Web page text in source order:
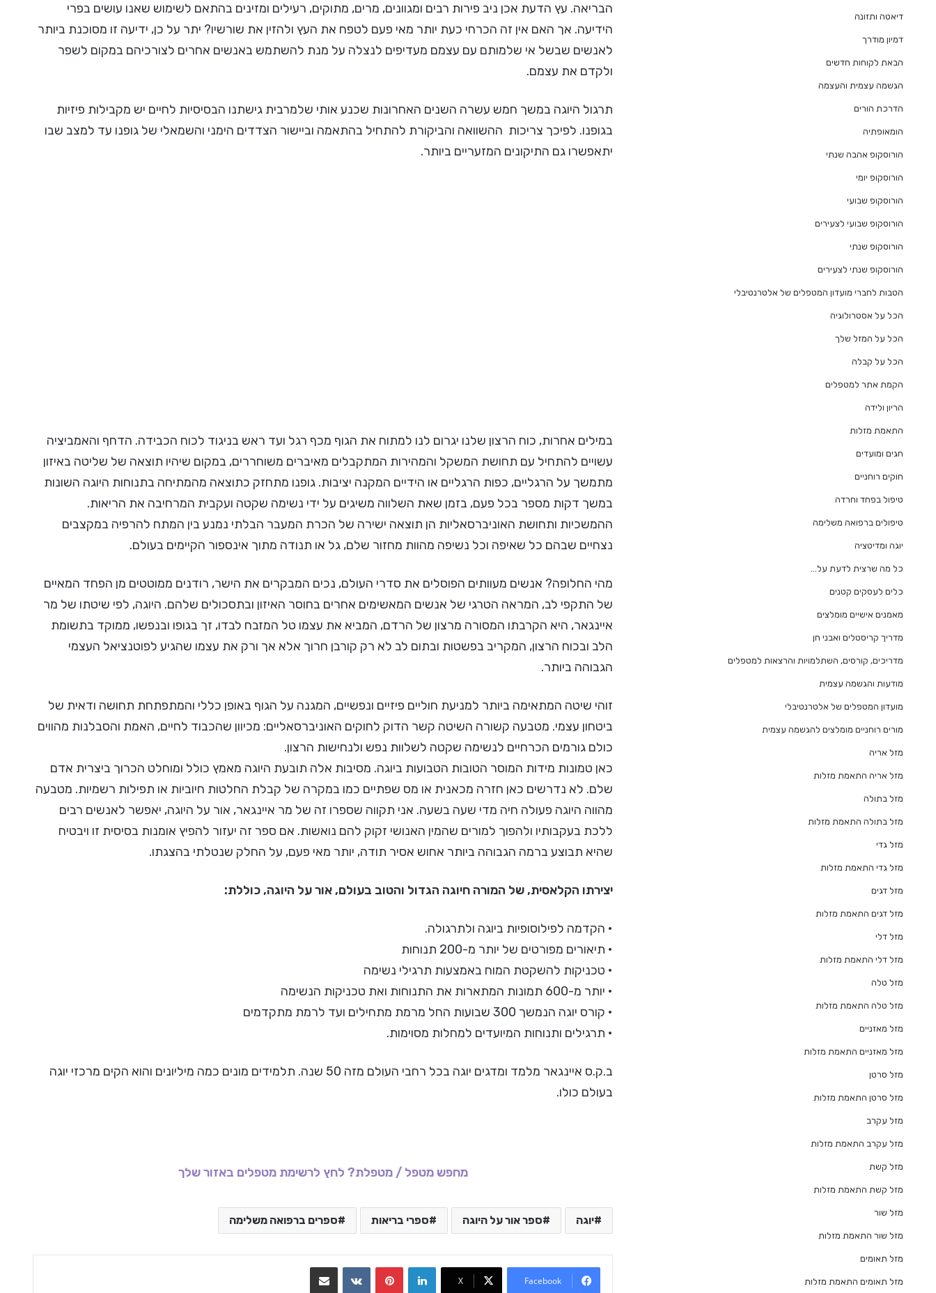
הבריאה. עץ הדעת אכן ניב פירות רבים ומגוונים, מרים, מתוקים, רעילים ומזינים בהתאם לשימוש שאנו עושים בפרי
הידיעה. אך האם אין זה הכרחי כעת יותר מאי פעם לטפח את העץ ולהזין את שורשיו? יתר על כן, ידיעה זו מסוכנת ביותר
לאנשים שבשל אי שלמותם עם עצמם מעדיפים לנצלה על מנת להשתמש באנשים אחרים לצורכיהם במקום לשפר
ולקדם את עצמם.
תרגול היוגה במשך חמש עשרה השנים האחרונות שכנע אותי שלמרבית גישתנו הבסיסיות לחיים יש מקבילות פיזיות
בגופנו. לפיכך צריכות ההשוואה והביקורת להתחיל בהתאמה וביישור הצדדים הימני והשמאלי של גופנו עד למצב שבו
יתאפשרו גם התיקונים המזעריים ביותר.
במילים אחרות, כוח הרצון שלנו יגרום לנו למתוח את הגוף מכף רגל ועד ראש בניגוד לכוח הכבידה. הדחף והאמביציה
עשויים להתחיל עם תחושת המשקל והמהירות המתקבלים מאיברים משוחררים, במקום שיהיו תוצאה של שליטה באיזון
מתמשך על הרגליים, כפות הרגליים או הידיים המקנה יציבות. גופנו מתחזק כתוצאה מהמתיחה בתנוחות היוגה השונות
במשך דקות מספר בכל פעם, בזמן שאת השלווה משיגים על ידי נשימה שקטה ועקבית המרחיבה את הריאות.
ההמשכיות ותחושת האוניברסאליות הן תוצאה ישירה של הכרת המעבר הבלתי נמנע בין המתח להרפיה במקצבים
נצחיים שבהם כל שאיפה וכל נשיפה מהוות מחזור שלם, גל או תנודה מתוך אינספור הקיימים בעולם.
מהי החלופה? אנשים מעוותים הפוסלים את סדרי העולם, נכים המבקרים את הישר, רודנים ממוטטים מן הפחד המאיים
של התקפי לב, המראה הטרגי של אנשים המאשימים אחרים בחוסר האיזון ובתסכולים שלהם. היוגה, לפי שיטתו של מר
איינגאר, היא הקרבתו המסורה מרצון של הרדם, המביא את עצמו טל המזבח לבדו, זך בגופו ובנפשו, ממוקד בתשומת
הלב ובכוח הרצון, המקריב בפשטות ובתום לב לא רק קורבן חרוך אלא אך ורק את עצמו שהגיע לפוטנציאל העצמי
הגבוהה ביותר.
זוהי שיטה המתאימה ביותר למניעת חוליים פיזיים ונפשיים, המגנה על הגוף באופן כללי והמתפתחת תחושה ודאית של
ביטחון עצמי. מטבעה קשורה השיטה קשר הדוק לחוקים האוניברסאליים: מכיוון שהכבוד לחיים, האמת והסבלנות מהווים
כולם גורמים הכרחיים לנשימה שקטה לשלוות נפש ולנחישות הרצון.
כאן טמונות מידות המוסר הטובות הטבועות ביוגה. מסיבות אלה תובעת היוגה מאמץ כולל ומוחלט הכרוך ביצרית אדם
שלם. לא נדרשים כאן חזרה מכאנית או מס שפתיים כמו במקרה של קבלת החלטות חיוביות או תפילות רשמיות. מטבעה
מהווה היוגה פעולה חיה מדי שעה בשעה. אני תקווה שספרו זה של מר איינגאר, אור על היוגה, יאפשר לאנשים רבים
ללכת בעקבותיו ולהפוך למורים שהמין האנושי זקוק להם נואשות. אם ספר זה יעזור להפיץ אומנות בסיסית זו ויבטיח
שהיא תבוצע ברמה הגבוהה ביותר אחוש אסיר תודה, יותר מאי פעם, על החלק שנטלתי בהצגתו.
יצירתו הקלאסית, של המורה חיוגה הגדול והטוב בעולם, אור על היוגה, כוללת:
• הקדמה לפילוסופיות ביוגה ולתרגולה.
• תיאורים מפורטים של יותר מ-200 תנוחות
• טכניקות להשקטת המוח באמצעות תרגילי נשימה
• יותר מ-600 תמונות המתארות את התנוחות ואת טכניקות הנשימה
• קורס יוגה הנמשך 300 שבועות החל מרמת מתחילים ועד לרמת מתקדמים
• תרגילים ותנוחות המיועדים למחלות מסוימות.
ב.ק.ס איינגאר מלמד ומדגים יוגה בכל רחבי העולם מזה 50 שנה. תלמידים מונים כמה מיליונים והוא הקים מרכזי יוגה
בעולם כולו.
מחפש מטפל / מטפלת? לחץ לרשימת מטפלים באזור שלך
יוגה ספר אור על היוגה ספרי בריאות ספרים ברפואה משלימה
Facebook
X
LinkedIn
Pinterest
VKontakte שתף בדואר אלקטרוני
דיאטה ותזונה
דמיון מודרך
הבאת לקוחות חדשים
הגשמה עצמית והעצמה
הדרכת הורים
הומאופתיה
הורוסקופ אהבה שנתי
הורוסקופ יומי
הורוסקופ שבועי
הורוסקופ שבועי לצעירים
הורוסקופ שנתי
הורוסקופ שנתי לצעירים
הטבות לחברי מועדון המטפלים של אלטרנטיבלי
הכל על אסטרולוגיה
הכל על המזל שלך
הכל על קבלה
הקמת אתר למטפלים
הריון ולידה
התאמת מזלות
חגים ומועדים
חוקים רוחניים
טיפול בפחד וחרדה
טיפולים ברפואה משלימה
יוגה ומדיטציה
כל מה שרצית לדעת על…
כלים לעסקים קטנים
מאמנים אישיים מומלצים
מדריך קריסטלים ואבני חן
מדריכים, קורסים, השתלמויות והרצאות למטפלים
מודעות והגשמה עצמית
מועדון המטפלים של אלטרנטיבלי
מורים רוחניים מומלצים להגשמה עצמית
מזל אריה
מזל אריה התאמת מזלות
מזל בתולה
מזל בתולה התאמת מזלות
מזל גדי
מזל גדי התאמת מזלות
מזל דגים
מזל דגים התאמת מזלות
מזל דלי
מזל דלי התאמת מזלות
מזל טלה
מזל טלה התאמת מזלות
מזל מאזניים
מזל מאזניים התאמת מזלות
מזל סרטן
מזל סרטן התאמת מזלות
מזל עקרב
מזל עקרב התאמת מזלות
מזל קשת
מזל קשת התאמת מזלות
מזל שור
מזל שור התאמת מזלות
מזל תאומים
מזל תאומים התאמת מזלות